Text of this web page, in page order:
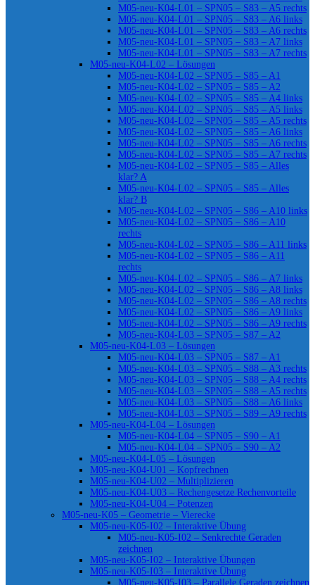
M05-neu-K04-L01 – SPN05 – S83 – A5 rechts
M05-neu-K04-L01 – SPN05 – S83 – A6 links
M05-neu-K04-L01 – SPN05 – S83 – A6 rechts
M05-neu-K04-L01 – SPN05 – S83 – A7 links
M05-neu-K04-L01 – SPN05 – S83 – A7 rechts
M05-neu-K04-L02 – Lösungen
M05-neu-K04-L02 – SPN05 – S85 – A1
M05-neu-K04-L02 – SPN05 – S85 – A2
M05-neu-K04-L02 – SPN05 – S85 – A4 links
M05-neu-K04-L02 – SPN05 – S85 – A5 links
M05-neu-K04-L02 – SPN05 – S85 – A5 rechts
M05-neu-K04-L02 – SPN05 – S85 – A6 links
M05-neu-K04-L02 – SPN05 – S85 – A6 rechts
M05-neu-K04-L02 – SPN05 – S85 – A7 rechts
M05-neu-K04-L02 – SPN05 – S85 – Alles
klar? A
M05-neu-K04-L02 – SPN05 – S85 – Alles
klar? B
M05-neu-K04-L02 – SPN05 – S86 – A10 links
M05-neu-K04-L02 – SPN05 – S86 – A10
rechts
M05-neu-K04-L02 – SPN05 – S86 – A11 links
M05-neu-K04-L02 – SPN05 – S86 – A11
rechts
M05-neu-K04-L02 – SPN05 – S86 – A7 links
M05-neu-K04-L02 – SPN05 – S86 – A8 links
M05-neu-K04-L02 – SPN05 – S86 – A8 rechts
M05-neu-K04-L02 – SPN05 – S86 – A9 links
M05-neu-K04-L02 – SPN05 – S86 – A9 rechts
M05-neu-K04-L03 – SPN05 – S87 – A2
M05-neu-K04-L03 – Lösungen
M05-neu-K04-L03 – SPN05 – S87 – A1
M05-neu-K04-L03 – SPN05 – S88 – A3 rechts
M05-neu-K04-L03 – SPN05 – S88 – A4 rechts
M05-neu-K04-L03 – SPN05 – S88 – A5 rechts
M05-neu-K04-L03 – SPN05 – S88 – A6 links
M05-neu-K04-L03 – SPN05 – S89 – A9 rechts
M05-neu-K04-L04 – Lösungen
M05-neu-K04-L04 – SPN05 – S90 – A1
M05-neu-K04-L04 – SPN05 – S90 – A2
M05-neu-K04-L05 – Lösungen
M05-neu-K04-U01 – Kopfrechnen
M05-neu-K04-U02 – Multiplizieren
M05-neu-K04-U03 – Rechengesetze Rechenvorteile
M05-neu-K04-U04 – Potenzen
M05-neu-K05 – Geometrie – Vierecke
M05-neu-K05-I02 – Interaktive Übung
M05-neu-K05-I02 – Senkrechte Geraden
zeichnen
M05-neu-K05-I02 – Interaktive Übungen
M05-neu-K05-I03 – Interaktive Übung
M05-neu-K05-I03 – Parallele Geraden zeichnen